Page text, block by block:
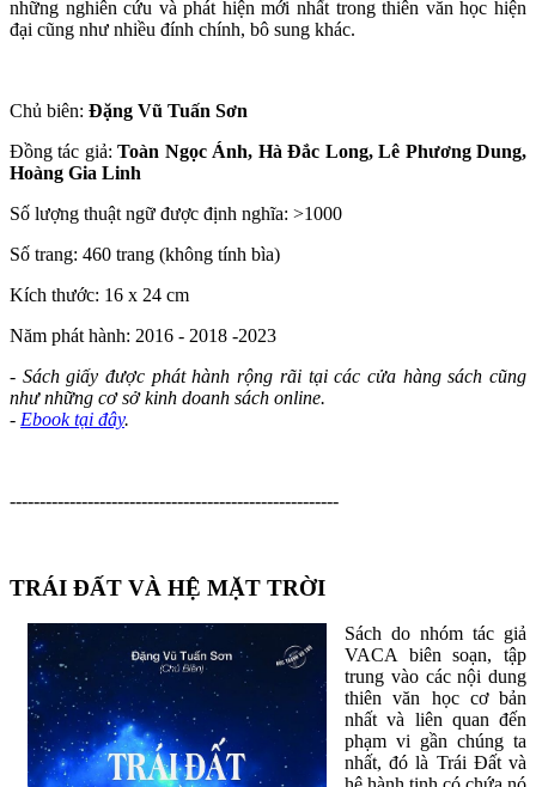
những nghiên cứu và phát hiện mới nhất trong thiên văn học hiện
đại cũng như nhiều đính chính, bô sung khác.
Chủ biên: Đặng Vũ Tuấn Sơn
Đồng tác giả:Toàn Ngọc Ánh, Hà Đắc Long, Lê Phương Dung,
Hoàng Gia Linh
Số lượng thuật ngữ được định nghĩa: >1000
Số trang: 460 trang (không tính bìa)
Kích thước: 16 x 24 cm
Năm phát hành: 2016 - 2018 -2023
- Sách giấy được phát hành rộng rãi tại các cửa hàng sách cũng
như những cơ sở kinh doanh sách online.
- Ebook tại đây.
-------------------------------------------------------
TRÁI ĐẤT VÀ HỆ MẶT TRỜI
Sách do nhóm tác giả
VACA biên soạn, tập
trung vào các nội dung
thiên văn học cơ bản
nhất và liên quan đến
phạm vi gần chúng ta
nhất, đó là Trái Đất và